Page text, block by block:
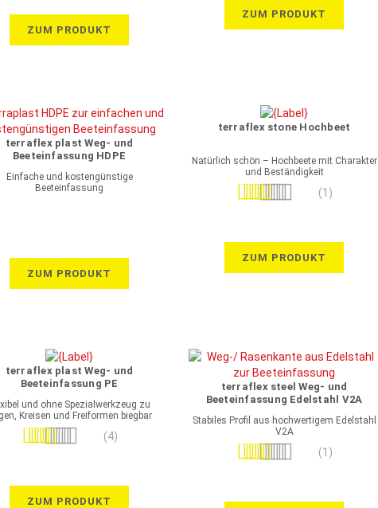
ZUM PRODUKT
ZUM PRODUKT
terraflex plast Weg- und
Beeteinfassung HDPE
Einfache und kostengünstige
Beeteinfassung
ZUM PRODUKT
terraflex stone Hochbeet
Natürlich schön – Hochbeete mit Charakter
und Beständigkeit
Bewertung:
(1)
ZUM PRODUKT
terraflex plast Weg- und
Beeteinfassung PE
und ohne Spezialwerkzeug zu
Kreisen und Freiformen biegbar
Bewertung:
(4)
ZUM PRODUKT
terraflex steel Weg- und
Beeteinfassung Edelstahl V2A
Stabiles Profil aus hochwertigem Edelstahl
V2A
Bewertung:
(1)